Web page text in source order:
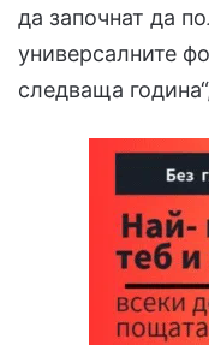
да започнат да
универсалните
следваща